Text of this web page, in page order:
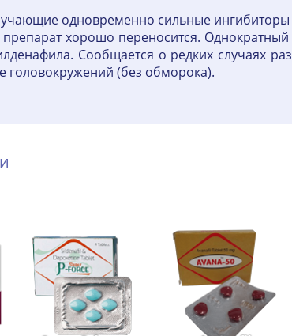
одновременно сильные
хорошо переносится.
Сообщается о редких случаях
головокружений (без обморока).